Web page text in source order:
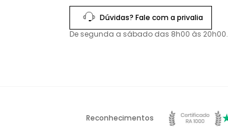
Dúvidas? Fale com a privalia
De segunda a sábado das 8h00 às 20h00.
Reconhecimentos